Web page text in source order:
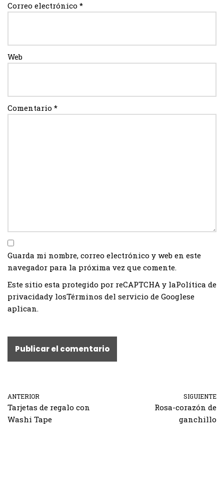
Correo electrónico *
Web
Comentario *
Guarda mi nombre, correo electrónico y web en este
navegador para la próxima vez que comente.
Este sitio esta protegido por reCAPTCHA y laPolítica de
privacidady losTérminos del servicio de Googlese
aplican.
ANTERIOR
Tarjetas de regalo con
Washi Tape
SIGUIENTE
Rosa-corazón de
ganchillo